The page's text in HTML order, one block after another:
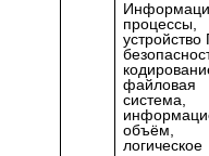
процессы,
устройство
файловая
система,
объём,
логическое